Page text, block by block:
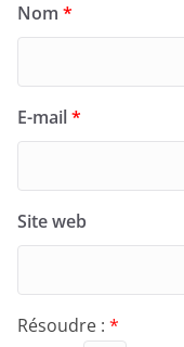
Nom *
E-mail*
Site web
Résoudre : *